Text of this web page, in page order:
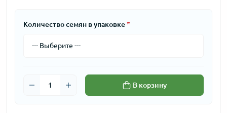
Количество семян в упаковке*
В корзину